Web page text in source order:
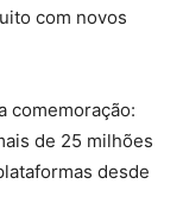
com novos
comemoração:
de 25 milhões
desde